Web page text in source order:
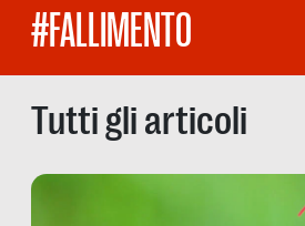
#FALLIMENTO
Tutti gli articoli